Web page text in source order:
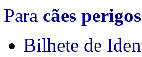
Para cães
Bilhete de